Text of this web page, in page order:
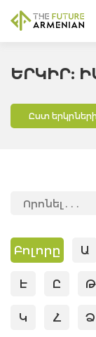
ԵՐԿԻՐ:
Ըստ երկրների
Բոլորը Ա
Է Ը Թ
Կ Հ Ձ